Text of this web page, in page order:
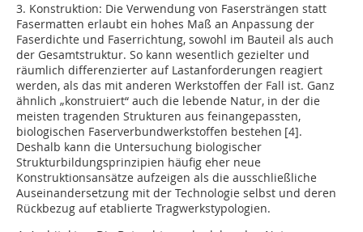
3. Konstruktion: Die Verwendung von Fasersträngen statt
Fasermatten erlaubt ein hohes Maß an Anpassung der
Faserdichte und Faserrichtung, sowohl im Bauteil als auch
der Gesamtstruktur. So kann wesentlich gezielter und
räumlich differenzierter auf Lastanfor­derungen reagiert
werden, als das mit anderen Werkstoffen der Fall ist. Ganz
ähnlich „konstruiert“ auch die lebende Natur, in der die
meisten tragenden Strukturen aus feinangepassten,
biologischen Faserverbundwerkstoffen bestehen [4].
Deshalb kann die Untersuchung biologischer
Strukturbildungsprinzipien häufig eher neue
Konstruktionsansätze aufzeigen als die ausschließliche
Auseinandersetzung mit der Technologie selbst und deren
Rückbezug auf etablierte Tragwerkstypologien.